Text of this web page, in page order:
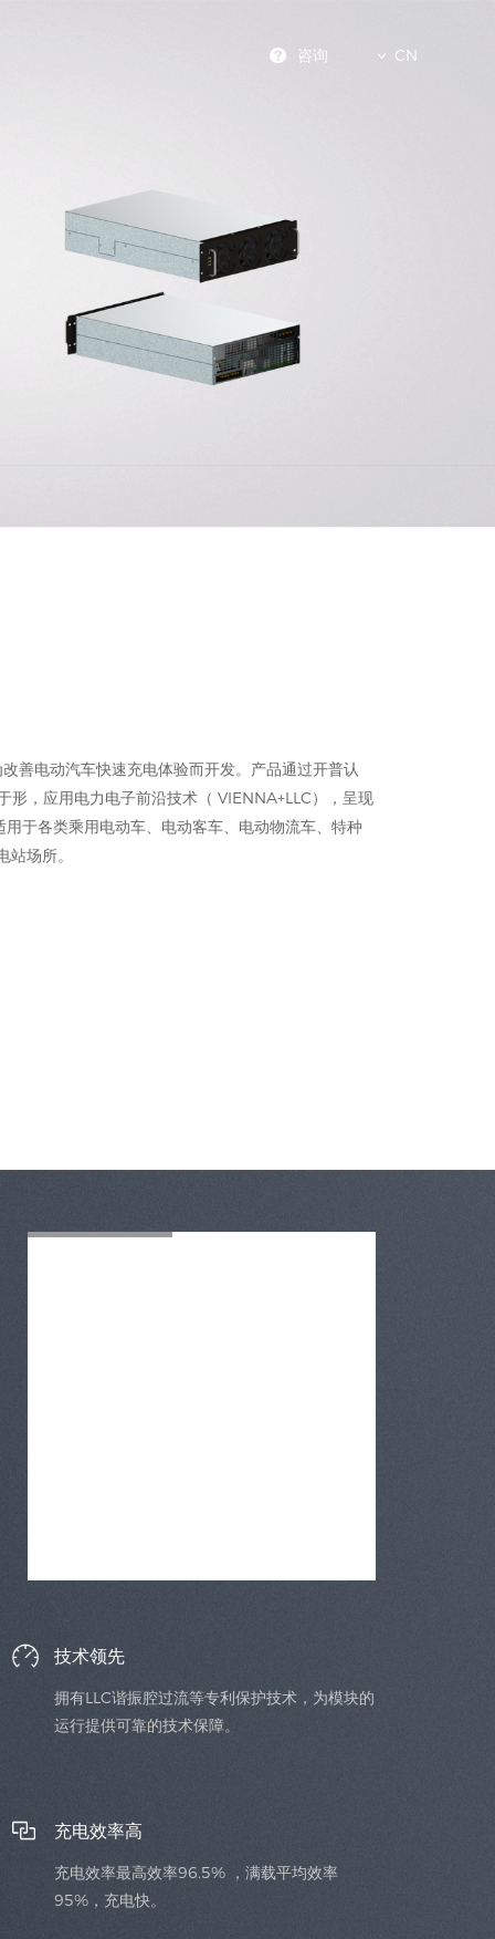
咨询 CN
善电动汽车快速充电体验而开发。产品通过开普认
形，应用电力电子前沿技术（ VIENNA+LLC），呈现
于各类乘用电动车、电动客车、电动物流车、特种
场所。
技术领先
拥有LLC谐振腔过流等专利保护技术，为模块的
运行提供可靠的技术保障。
充电效率高
充电效率最高效率96.5% ，满载平均效率
95%，充电快。